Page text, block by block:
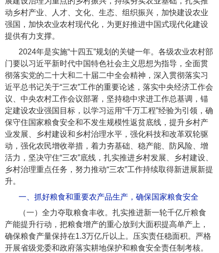
动乡村产业、人才、文化、生态、组织振兴，加快建设农业
强国，加快农业农村现代化，为更好推进中国式现代化建设
提供有力支撑。
2024年是实施“十四五”规划的关键一年。各级农业农村部
门要以习近平新时代中国特色社会主义思想为指导，全面贯
彻落实党的二十大和二十届二中全会精神，深入贯彻落实习
近平总书记关于“三农”工作的重要论述，落实中央经济工作会
议、中央农村工作会议部署，坚持稳中求进工作总基调，锚
定建设农业强国目标，以学习运用“千万工程”经验为引领，确
保守住国家粮食安全和不发生规模性返贫底线，提升乡村产
业发展、乡村建设和乡村治理水平，强化科技和改革双轮驱
动，强化农民增收举措，着力夯基础、稳产能、防风险、增
活力，坚决守住“三农”底线，扎实推进乡村发展、乡村建设、
乡村治理重点任务，努力推动“三农”工作持续取得新进展新提
升。
一、抓好粮食和重要农产品生产，确保国家粮食安全
（一）全力夺取粮食丰收。扎实推进新一轮千亿斤粮食
产能提升行动，把粮食增产的重心放到大面积提高单产上，
确保粮食产量保持在1.3万亿斤以上。压实责任稳面积。严格
开展省级党委和政府落实耕地保护和粮食安全责任制考核。